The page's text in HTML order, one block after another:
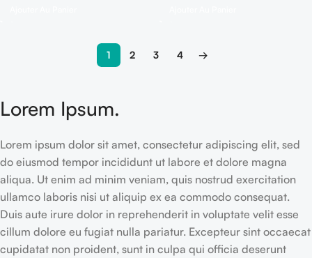
1 2 3 4 →
Lorem Ipsum.
Lorem ipsum dolor sit amet, consectetur adipiscing elit, sed
do eiusmod tempor incididunt ut labore et dolore magna
aliqua. Ut enim ad minim veniam, quis nostrud exercitation
ullamco laboris nisi ut aliquip ex ea commodo consequat.
Duis aute irure dolor in reprehenderit in voluptate velit esse
cillum dolore eu fugiat nulla pariatur. Excepteur sint occaecat
cupidatat non proident, sunt in culpa qui officia deserunt